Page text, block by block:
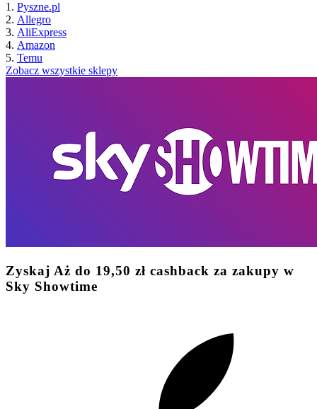
Pyszne.pl
Allegro
AliExpress
Amazon
Temu
Zobacz wszystkie sklepy
Zyskaj Aż do 19,50 zł cashback za zakupy w
Sky Showtime